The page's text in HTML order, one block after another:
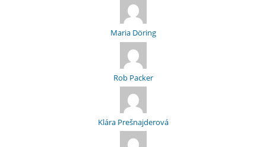
Maria Döring
Rob Packer
Klára Prešnajderová